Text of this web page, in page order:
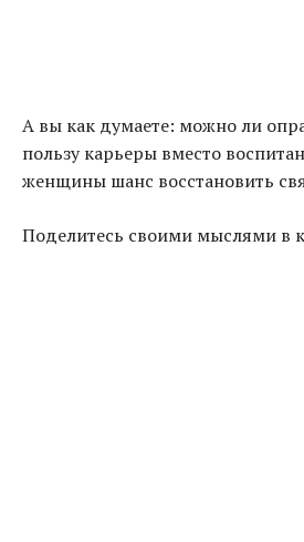
А вы как думаете: можно ли
пользу карьеры вместо
женщины шанс восстановить
Поделитесь своими мыслями в